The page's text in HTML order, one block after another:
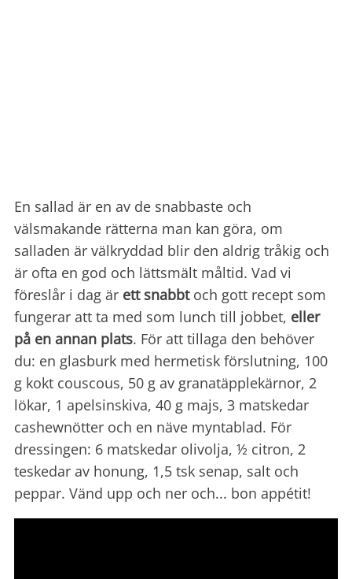
En sallad är en av de snabbaste och
välsmakande rätterna man kan göra, om
salladen är välkryddad blir den aldrig tråkig och
är ofta en god och lättsmält måltid. Vad vi
föreslår i dag är ett snabbtoch gott recept som
fungerar att ta med som lunch till jobbet, eller
på en annan plats. För att tillaga den behöver
du: en glasburk med hermetisk förslutning, 100
g kokt couscous, 50 g av granatäpplekärnor, 2
lökar, 1 apelsinskiva, 40 g majs, 3 matskedar
cashewnötter och en näve myntablad. För
dressingen: 6 matskedar olivolja, ½ citron, 2
teskedar av honung, 1,5 tsk senap, salt och
peppar. Vänd upp och ner och... bon appétit!